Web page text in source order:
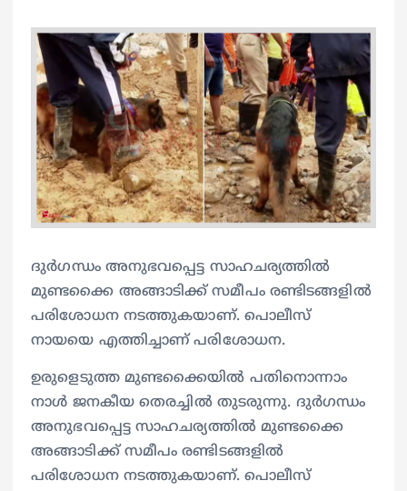
ദുർഗന്ധം അനുഭവപ്പെട്ട സാഹചര്യത്തിൽ
മുണ്ടക്കൈ അങ്ങാടിക്ക് സമീപം രണ്ടിടങ്ങളിൽ
പരിശോധന നടത്തുകയാണ്. പൊലീസ്
നായയെ എത്തിച്ചാണ് പരിശോധന.
ഉരുളെടുത്ത മുണ്ടക്കൈയിൽ പതിനൊന്നാം
നാൾ ജനകീയ തെരച്ചിൽ തുടരുന്നു. ദുർഗന്ധം
അനുഭവപ്പെട്ട സാഹചര്യത്തിൽ മുണ്ടക്കൈ
അങ്ങാടിക്ക് സമീപം രണ്ടിടങ്ങളിൽ
പരിശോധന നടത്തുകയാണ്. പൊലീസ്